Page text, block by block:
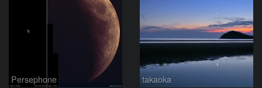
Persephone takaoka